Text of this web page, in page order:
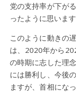
党の支持率が下が
ったように思います
このように動きの
は、2020年から
の時期に志した理
には勝利し、今後
ますが、首相にな